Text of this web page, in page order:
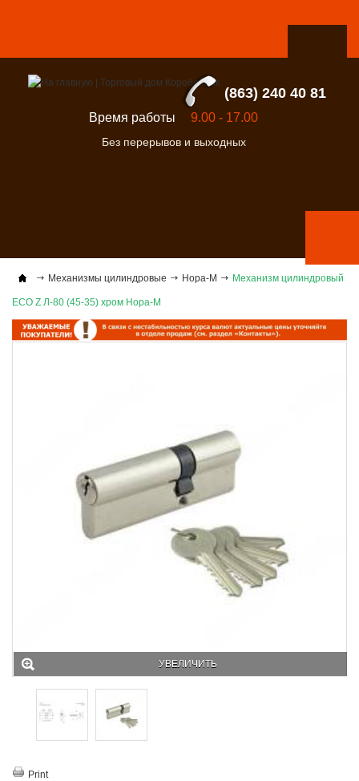
(863) 240 40 81
Время работы 9.00 - 17.00
Без перерывов и выходных
Механизмы цилиндровые Нора-М Механизм цилиндровый
ЕСО Z Л-80 (45-35) хром Нора-М
УВЕЛИЧИТЬ
Print